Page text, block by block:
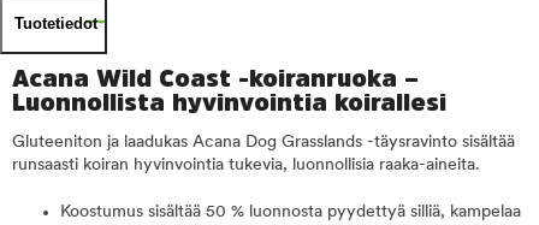
Tuotetiedot
Acana Wild Coast -koiranruoka –
Luonnollista hyvinvointia koirallesi
Gluteeniton ja laadukas Acana Dog Grasslands -täysravinto sisältää
runsaasti koiran hyvinvointia tukevia, luonnollisia raaka-aineita.
Koostumus sisältää 50 % luonnosta pyydettyä silliä, kampelaa